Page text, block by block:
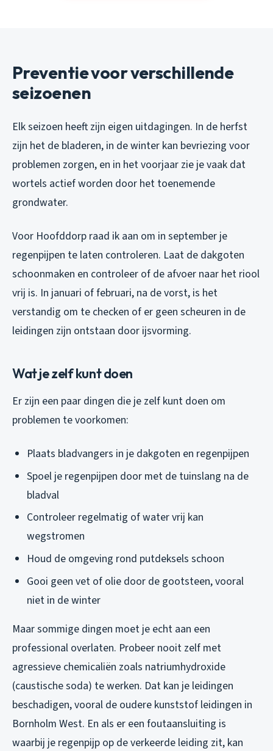
Preventie voor verschillende
seizoenen
Elk seizoen heeft zijn eigen uitdagingen. In de herfst
zijn het de bladeren, in de winter kan bevriezing voor
problemen zorgen, en in het voorjaar zie je vaak dat
wortels actief worden door het toenemende
grondwater.
Voor Hoofddorp raad ik aan om in september je
regenpijpen te laten controleren. Laat de dakgoten
schoonmaken en controleer of de afvoer naar het riool
vrij is. In januari of februari, na de vorst, is het
verstandig om te checken of er geen scheuren in de
leidingen zijn ontstaan door ijsvorming.
Wat je zelf kunt doen
Er zijn een paar dingen die je zelf kunt doen om
problemen te voorkomen:
Plaats bladvangers in je dakgoten en regenpijpen
Spoel je regenpijpen door met de tuinslang na de
bladval
Controleer regelmatig of water vrij kan
wegstromen
Houd de omgeving rond putdeksels schoon
Gooi geen vet of olie door de gootsteen, vooral
niet in de winter
Maar sommige dingen moet je echt aan een
professional overlaten. Probeer nooit zelf met
agressieve chemicaliën zoals natriumhydroxide
(caustische soda) te werken. Dat kan je leidingen
beschadigen, vooral de oudere kunststof leidingen in
Bornholm West. En als er een foutaansluiting is
waarbij je regenpijp op de verkeerde leiding zit, kan